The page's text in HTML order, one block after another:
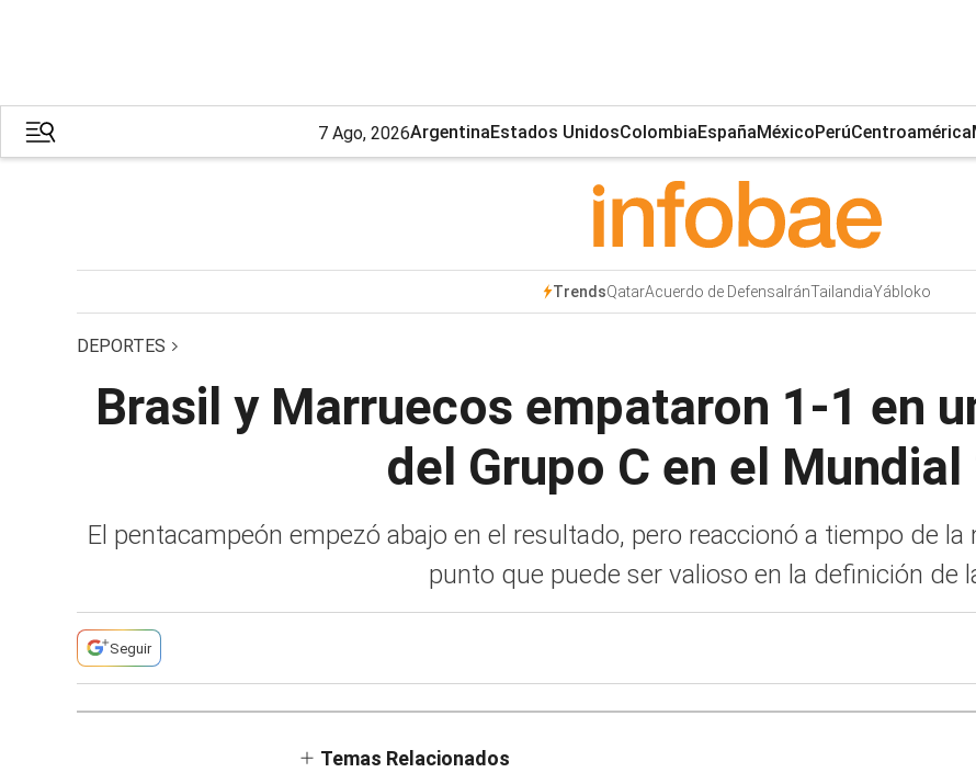
7 Ago, 2026ArgentinaEstados UnidosColombiaEspañaMéxicoPerúCentroamérica
TrendsQatarAcuerdo de DefensaIránTailandiaYábloko
DEPORTES
Brasil y Marruecos empataron 1-1 en
del Grupo C en el
El pentacampeón empezó abajo en el resultado, pero reaccionó a tiempo de
punto que puede ser valioso en la definición de
Seguir
Temas Relacionados